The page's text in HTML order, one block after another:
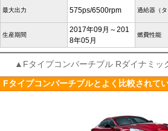
最大出力 575ps/6500rpm 過給器（タ
生産期間
2017年09月～201
8年05月
燃費性能
▲Fタイプコンバーチブル Rダイナミッ
Fタイプコンバーチブルとよく比較されて